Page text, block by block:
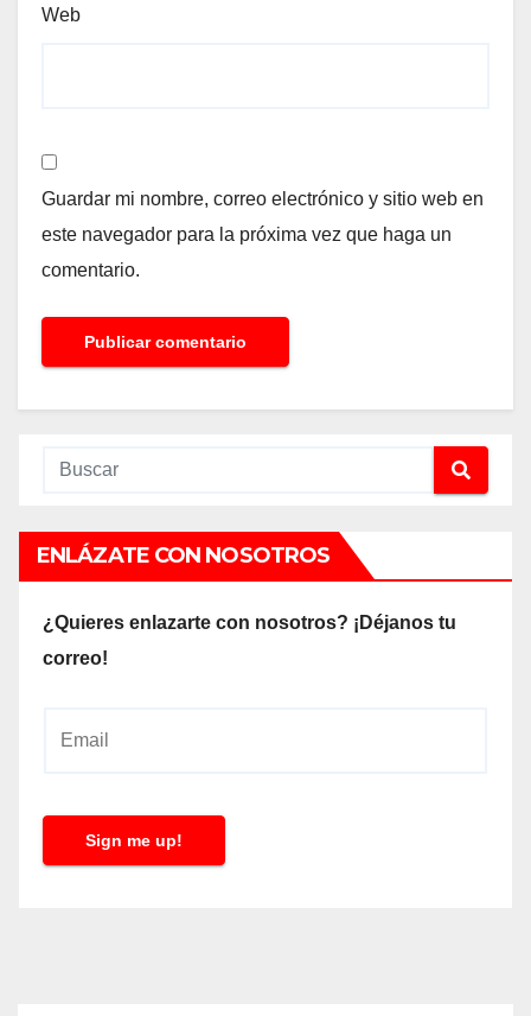
Web
Guardar mi nombre, correo electrónico y sitio web en
este navegador para la próxima vez que haga un
comentario.
ENLÁZATE CON NOSOTROS
¿Quieres enlazarte con nosotros? ¡Déjanos tu
correo!
l
Sign me up!